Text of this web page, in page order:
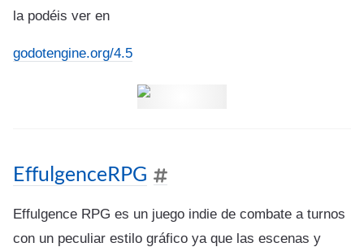
la podéis ver en
godotengine.org/4.5
EffulgenceRPG
Effulgence RPG es un juego indie de combate a turnos
con un peculiar estilo gráfico ya que las escenas y